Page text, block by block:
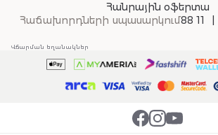
Հանրային օֆերտա
Հաճախորդների սպասարկում88 11
Վճարման եղանակներ